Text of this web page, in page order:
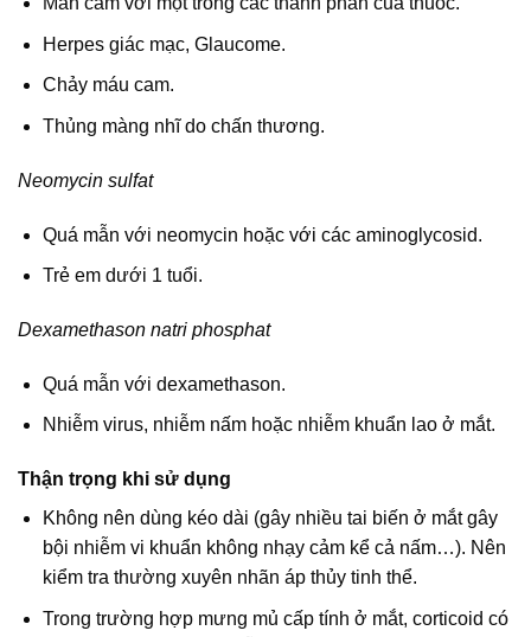
Herpes giác mạc, Glaucome.
Chảy máu cam.
Thủng màng nhĩ do chấn thương.
Neomycin sulfat
Quá mẫn với neomycin hoặc với các aminoglycosid.
Trẻ em dưới 1 tuổi.
Dexamethason natri phosphat
Quá mẫn với dexamethason.
Nhiễm virus, nhiễm nấm hoặc nhiễm khuẩn lao ở mắt.
Thận trọng khi sử dụng
Không nên dùng kéo dài (gây nhiều tai biến ở mắt gây
bội nhiễm vi khuẩn không nhạy cảm kể cả nấm…). Nên
kiểm tra thường xuyên nhãn áp thủy tinh thể.
Trong trường hợp mưng mủ cấp tính ở mắt, corticoid có